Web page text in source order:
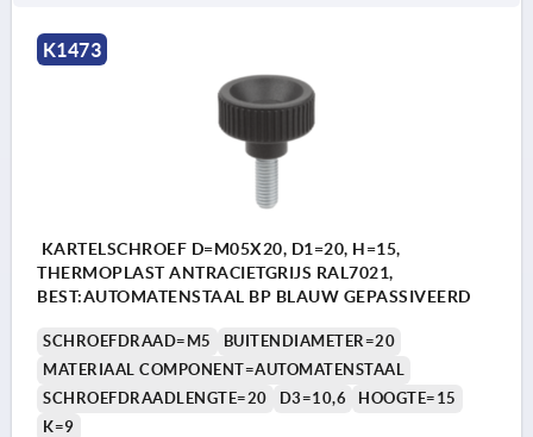
K1473
KARTELSCHROEF D=M05X20, D1=20, H=15,
THERMOPLAST ANTRACIETGRIJS RAL7021,
BEST:AUTOMATENSTAAL BP BLAUW GEPASSIVEERD
SCHROEFDRAAD=M5
BUITENDIAMETER=20
MATERIAAL COMPONENT=AUTOMATENSTAAL
SCHROEFDRAADLENGTE=20
D3=10,6
HOOGTE=15
K=9